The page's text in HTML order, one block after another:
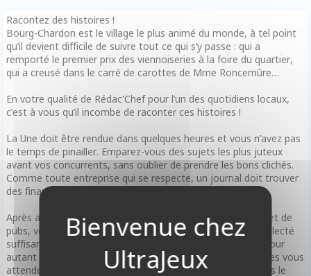
Racontez des histoires !
Bourg-Chardon est le village le plus animé du monde, à tel point
qu’il devient difficile de suivre tout ce qui s’y passe : qui a
remporté le premier prix des viennoiseries à la foire du quartier,
qui a creusé dans le carré de carottes de Mme Roncemûre…
En votre qualité de Rédac'Chef pour l’un des quotidiens locaux,
c’est à vous qu’il incombe de raconter ces histoires !
La Une doit être rendue dans quelques heures et vous n’avez pas
le temps de pinailler. Emparez-vous des sujets les plus juteux
avant vos concurrents, sans oublier de prendre les bons clichés.
Comme toute entreprise qui se respecte, un journal doit trouver
des financements – alors pensez aux publicités !
Après avoir récupéré un assortiment d’articles, de photos et de
pubs, vous devez mettre votre Une en page. Avez-vous collecté
suffisamment de tuiles pour remplir tout le feuillet, sans pour
autant devoir opérer de coupes ? Trois journées trépidantes vous
attendent, et il ne tient qu’à vous de prouver que vous êtes le